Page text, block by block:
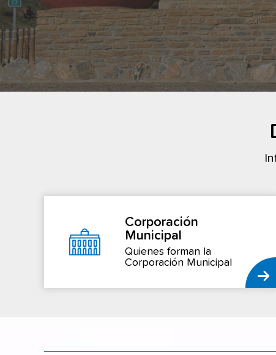
Corporación
Municipal
Quienes forman la
Corporación Municipal